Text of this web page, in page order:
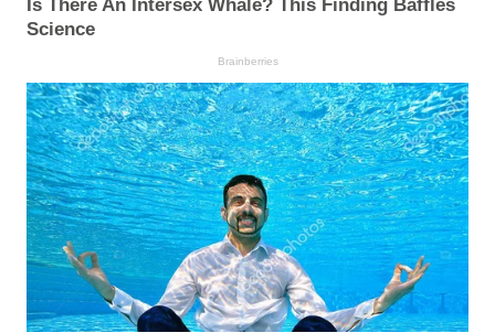
Is There An Intersex Whale? This Finding Baffles
Science
Brainberries